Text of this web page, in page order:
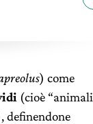
) come
(cioè “animali
definendone